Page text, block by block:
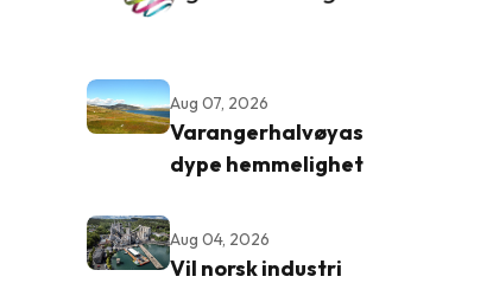
Aug 07, 2026
Varangerhalvøyas
dype hemmelighet
Aug 04, 2026
Vil norsk industri